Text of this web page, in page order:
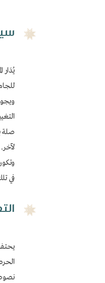
يُدَار
صلة
لآخر.
في